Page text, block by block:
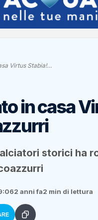
Virtus Stabia!…
in casa
storici ha
2 anni fa2 min di lettura